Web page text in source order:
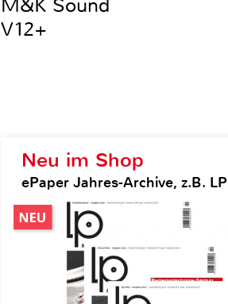
Neu im Shop
ePaper Jahres-Archive, z.B. LP
M&K Sound
V12+